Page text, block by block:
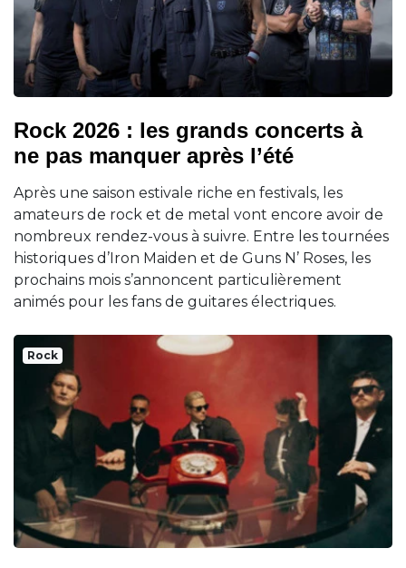
Rock 2026 : les grands concerts à
ne pas manquer après l’été
Après une saison estivale riche en festivals, les
amateurs de rock et de metal vont encore avoir de
nombreux rendez-vous à suivre. Entre les tournées
historiques d’Iron Maiden et de Guns N’ Roses, les
prochains mois s’annoncent particulièrement
animés pour les fans de guitares électriques.
Rock